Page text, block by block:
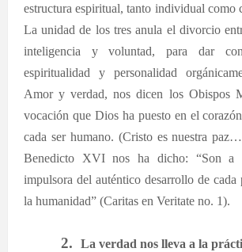
estructura espiritual, tanto individual como
La unidad de los tres anula el divorcio
inteligencia y voluntad, para dar
espiritualidad y personalidad
Amor y verdad, nos dicen los Obispos
vocación que Dios ha puesto en el
cada ser humano. (Cristo es nuestra
Benedicto XVI nos ha dicho: “Son a
impulsora del auténtico desarrollo de cada
la humanidad” (Caritas en Veritate no. 1).
2.
La verdad nos lleva a la